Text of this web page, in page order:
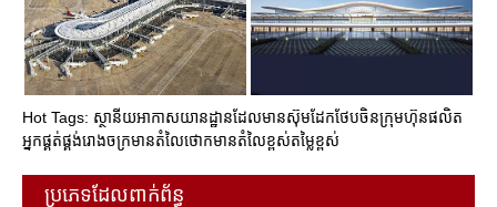
Hot Tags: ស្ថានីយអាកាសយានដ្ឋានដែលមានស៊ុមដែកថែបចិនក្រុមហ៊ុនផលិត
អ្នកផ្គត់ផ្គង់រោងចក្រមានតំលៃថោកមានតំលៃខ្ពស់តម្លៃខ្ពស់
ប្រភេទដែលពាក់ព័ន្ធ